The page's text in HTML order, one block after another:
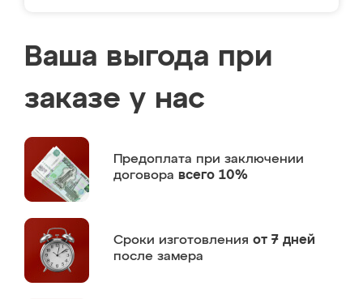
Ваша выгода при
заказе у нас
Предоплата при заключении
договора всего 10%
Сроки изготовления от 7 дней
после замера